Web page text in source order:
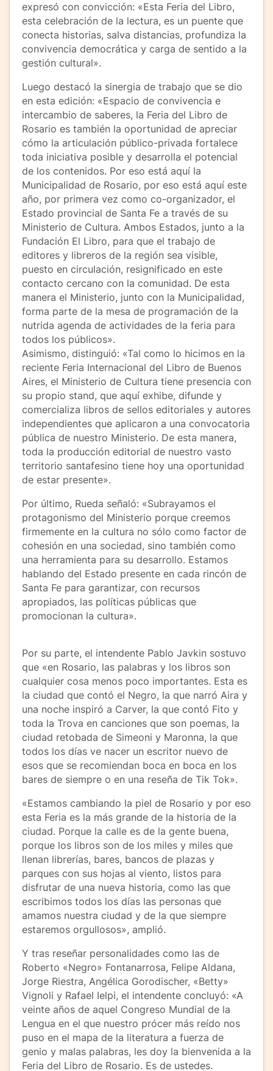
expresó con convicción: «Esta Feria del Libro,
esta celebración de la lectura, es un puente que
conecta historias, salva distancias, profundiza la
convivencia democrática y carga de sentido a la
gestión cultural».
Luego destacó la sinergia de trabajo que se dio
en esta edición: «Espacio de convivencia e
intercambio de saberes, la Feria del Libro de
Rosario es también la oportunidad de apreciar
cómo la articulación público-privada fortalece
toda iniciativa posible y desarrolla el potencial
de los contenidos. Por eso está aquí la
Municipalidad de Rosario, por eso está aquí este
año, por primera vez como co-organizador, el
Estado provincial de Santa Fe a través de su
Ministerio de Cultura. Ambos Estados, junto a la
Fundación El Libro, para que el trabajo de
editores y libreros de la región sea visible,
puesto en circulación, resignificado en este
contacto cercano con la comunidad. De esta
manera el Ministerio, junto con la Municipalidad,
forma parte de la mesa de programación de la
nutrida agenda de actividades de la feria para
todos los públicos».
Asimismo, distinguió: «Tal como lo hicimos en la
reciente Feria Internacional del Libro de Buenos
Aires, el Ministerio de Cultura tiene presencia con
su propio stand, que aquí exhibe, difunde y
comercializa libros de sellos editoriales y autores
independientes que aplicaron a una convocatoria
pública de nuestro Ministerio. De esta manera,
toda la producción editorial de nuestro vasto
territorio santafesino tiene hoy una oportunidad
de estar presente».
Por último, Rueda señaló: «Subrayamos el
protagonismo del Ministerio porque creemos
firmemente en la cultura no sólo como factor de
cohesión en una sociedad, sino también como
una herramienta para su desarrollo. Estamos
hablando del Estado presente en cada rincón de
Santa Fe para garantizar, con recursos
apropiados, las políticas públicas que
promocionan la cultura».
Por su parte, el intendente Pablo Javkin sostuvo
que «en Rosario, las palabras y los libros son
cualquier cosa menos poco importantes. Esta es
la ciudad que contó el Negro, la que narró Aira y
una noche inspiró a Carver, la que contó Fito y
toda la Trova en canciones que son poemas, la
ciudad retobada de Simeoni y Maronna, la que
todos los días ve nacer un escritor nuevo de
esos que se recomiendan boca en boca en los
bares de siempre o en una reseña de Tik Tok».
«Estamos cambiando la piel de Rosario y por eso
esta Feria es la más grande de la historia de la
ciudad. Porque la calle es de la gente buena,
porque los libros son de los miles y miles que
llenan librerías, bares, bancos de plazas y
parques con sus hojas al viento, listos para
disfrutar de una nueva historia, como las que
escribimos todos los días las personas que
amamos nuestra ciudad y de la que siempre
estaremos orgullosos», amplió.
Y tras reseñar personalidades como las de
Roberto «Negro» Fontanarrosa, Felipe Aldana,
Jorge Riestra, Angélica Gorodischer, «Betty»
Vignoli y Rafael Ielpi, el intendente concluyó: «A
veinte años de aquel Congreso Mundial de la
Lengua en el que nuestro prócer más reído nos
puso en el mapa de la literatura a fuerza de
genio y malas palabras, les doy la bienvenida a la
Feria del Libro de Rosario. Es de ustedes.